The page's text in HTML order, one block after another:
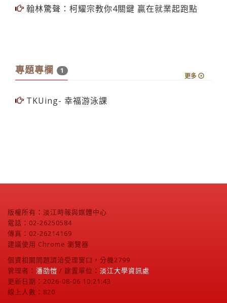
翰林驚聲：柯耀宗教你4關鍵 贏在就業起跑點
專題專欄 1
更多
TKUing- 幸福游泳課
版權所有：淡江時報與媒體中心
電話：02-26250584
傳真：02-26214169
建議使用 Chrome 瀏覽器
個資相關問題請洽受理窗口，分機2799
管理者： 潘劭愷 / 建置單位： 淡江大學資訊處
更新日期：2026-08-06 10:21:43
線上人數：820